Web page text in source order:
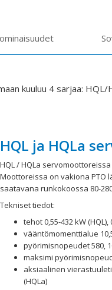
kuuluu 4 sarjaa: HQL/
HQL ja HQLa
HQL / HQLa
Moottoreissa on vakiona PTO
saatavana runkokoossa 80-
Tekniset tiedot:
tehot 0,55-432 kW (HQL),
vääntömomenttialue
pyörimisnopeudet 580,
maksimi
aksiaalinen
(HQLa)